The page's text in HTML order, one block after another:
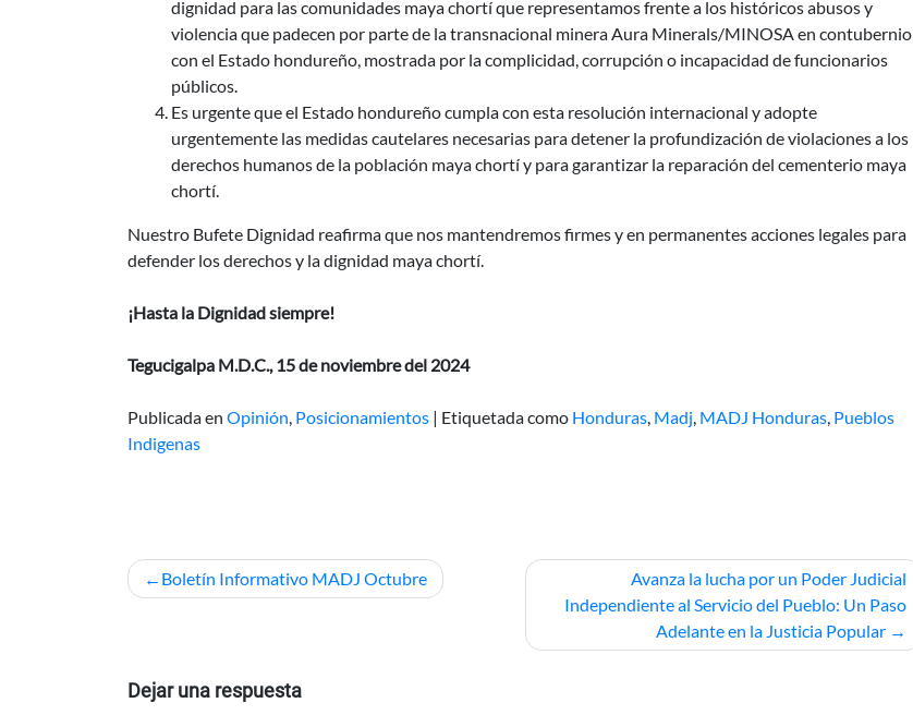
dignidad para las comunidades maya chortí que representamos frente a los históricos abusos y
violencia que padecen por parte de la transnacional minera Aura Minerals/MINOSA en contubernio
con el Estado hondureño, mostrada por la complicidad, corrupción o incapacidad de funcionarios
públicos.
Es urgente que el Estado hondureño cumpla con esta resolución internacional y adopte
urgentemente las medidas cautelares necesarias para detener la profundización de violaciones a los
derechos humanos de la población maya chortí y para garantizar la reparación del cementerio maya
chortí.
Nuestro Bufete Dignidad reafirma que nos mantendremos firmes y en permanentes acciones legales para
defender los derechos y la dignidad maya chortí.
¡Hasta la Dignidad siempre!
Tegucigalpa M.D.C., 15 de noviembre del 2024
Publicada en Opinión, Posicionamientos | Etiquetada como Honduras, Madj, MADJ Honduras, Pueblos
Indigenas
Navegación
de
Boletín Informativo MADJ Octubre
Avanza la lucha por un Poder Judicial
Independiente al Servicio del Pueblo: Un Paso
Adelante en la Justicia Popular
Dejar una respuesta